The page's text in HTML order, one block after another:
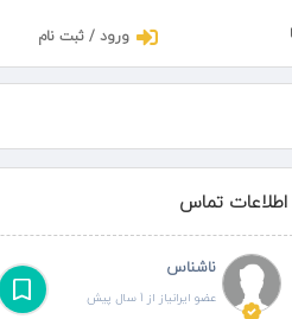
ورود / ثبت نام
اطلاعات تماس
ناشناس
عضو ایرانیاز از 1 سال پیش